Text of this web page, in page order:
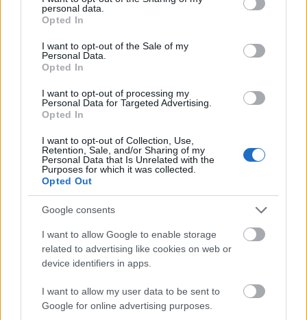
grant or deny consent to Google and its third-party tags to
use your data for below specified purposes in below Google
consent section.
personal data.
Opted In
I want to opt-out of the Sale of my
Personal Data.
Opted In
I want to opt-out of processing my
Personal Data for Targeted Advertising.
Opted In
I want to opt-out of Collection, Use,
Retention, Sale, and/or Sharing of my
Personal Data that Is Unrelated with the
Purposes for which it was collected.
Opted Out
Google consents
I want to allow Google to enable storage
related to advertising like cookies on web or
device identifiers in apps.
I want to allow my user data to be sent to
Google for online advertising purposes.
EMBRACEfromAshley Rae Pearsall Vimeo
Forrás:Huffington Post